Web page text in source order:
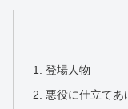
登場人物
悪役に仕立て